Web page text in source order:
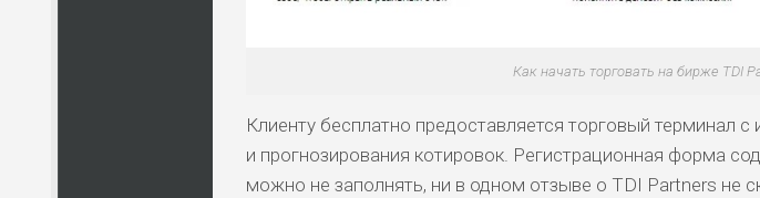
Как начать торговать на бирже TDI
Клиенту бесплатно предоставляется торговый терминал
и прогнозирования котировок. Регистрационная форма
можно не заполнять, ни в одном отзыве о TDI Partners не